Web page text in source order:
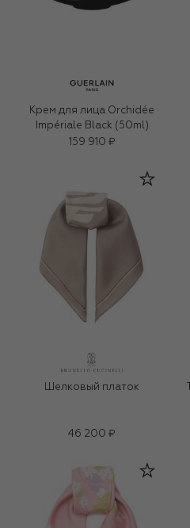
Крем для лица Orchidée
Impériale Black (50ml)
159 910 ₽
Шелковый платок
46 200 ₽